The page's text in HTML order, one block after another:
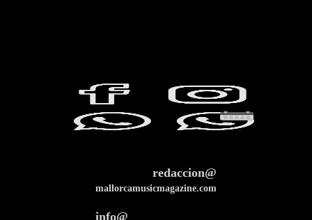
redaccion@
mallorcamusicmagazine.com
info@